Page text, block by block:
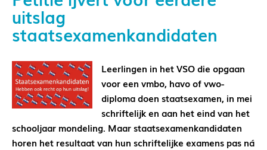
uitslag
staatsexamenkandidaten
Leerlingen in het VSO die opgaan
voor een vmbo, havo of vwo-
diploma doen staatsexamen, in mei
schriftelijk en aan het eind van het
schooljaar mondeling. Maar staatsexamenkandidaten
horen het resultaat van hun schriftelijke examens pas ná